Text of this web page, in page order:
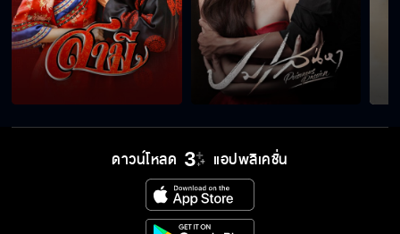
ดาวน์โหลด แอปพลิเคชั่น